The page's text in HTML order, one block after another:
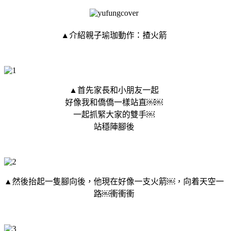
▲介紹親子瑜珈動作：揸火箭
▲首先家長和小朋友一起
好像我和僑僑一樣站直￼￼
一起抓緊大家的雙手￼
站穩陣腳後
▲然後抬起一隻腳向後，他現在好像一支火箭￼，向着天空一
路￼衝衝衝